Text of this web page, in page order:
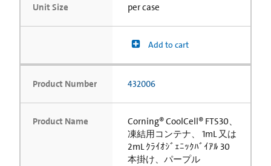
Unit Size per case
Add to cart
Product Number 432006
Product Name
Corning® CoolCell® FTS30、
凍結用コンテナ、 1mL 又は
2mL ｸﾗｲｵｼﾞｪﾆｯｸﾊﾞｲｱﾙ 30
本掛け、パープル